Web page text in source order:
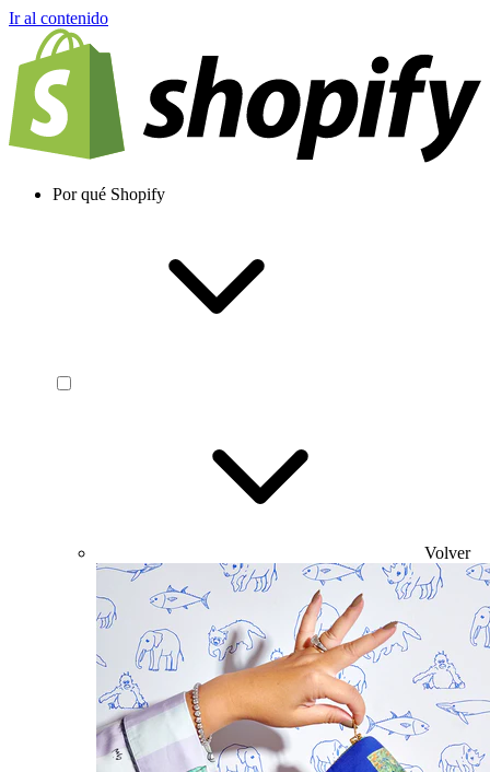
Ir al contenido
Por qué Shopify
Volver